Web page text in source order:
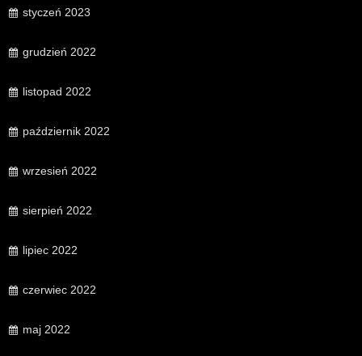
styczeń 2023
grudzień 2022
listopad 2022
październik 2022
wrzesień 2022
sierpień 2022
lipiec 2022
czerwiec 2022
maj 2022